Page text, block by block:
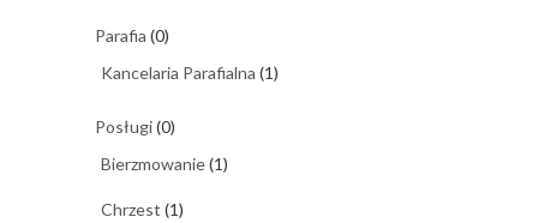
Parafia (0)
Kancelaria Parafialna (1)
Posługi(0)
Bierzmowanie(1)
Chrzest (1)